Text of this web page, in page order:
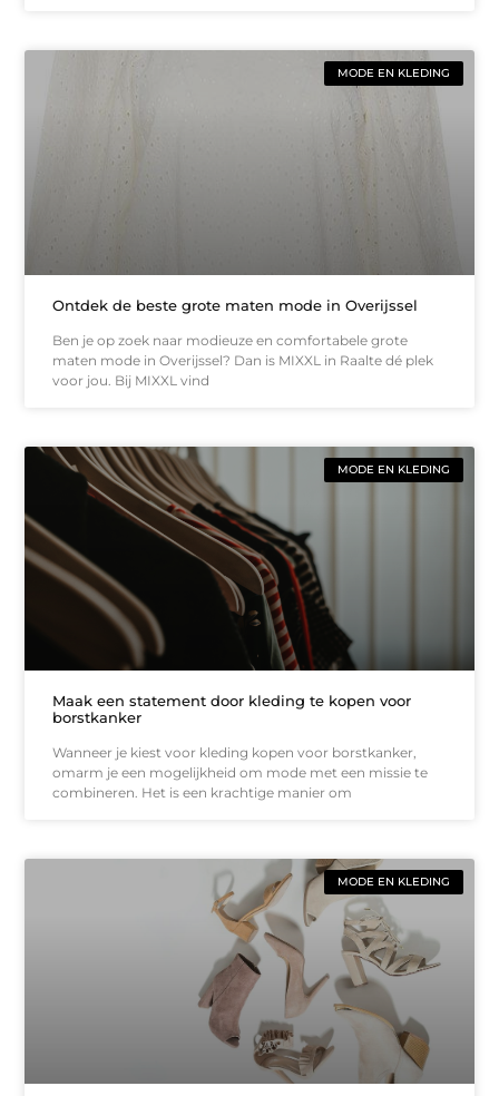
MODE EN KLEDING
Ontdek de beste grote maten mode in Overijssel
Ben je op zoek naar modieuze en comfortabele grote
maten mode in Overijssel? Dan is MIXXL in Raalte dé plek
voor jou. Bij MIXXL vind
MODE EN KLEDING
Maak een statement door kleding te kopen voor
borstkanker
Wanneer je kiest voor kleding kopen voor borstkanker,
omarm je een mogelijkheid om mode met een missie te
combineren. Het is een krachtige manier om
MODE EN KLEDING